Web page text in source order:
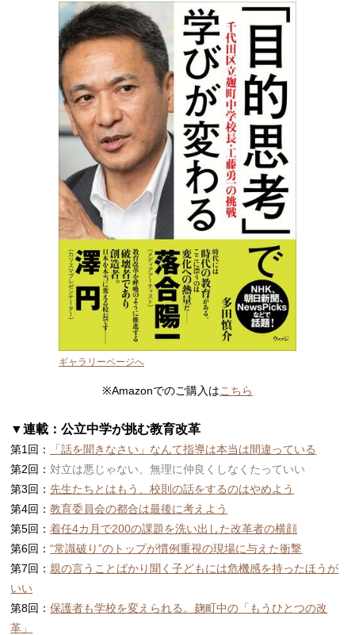
ギャラリーページへ
※Amazonでのご購入はこちら
▼連載：公立中学が挑む教育改革
第1回：
「話を聞きなさい」なんて指導は本当は間違っている
第2回：対立は悪じゃない、無理に仲良くしなくたっていい
第3回： 先生たちとはもう、校則の話をするのはやめよう
第4回：教育委員会の都合は最後に考えよう
第5回：着任4カ月で200の課題を洗い出した改革者の横顔
第6回：“常識破り”のトップが慣例重視の現場に与えた衝撃
第7回： 親の言うことばかり聞く子どもには危機感を持ったほうが
いい
第8回：保護者も学校を変えられる。麹町中の「もうひとつの改
革」